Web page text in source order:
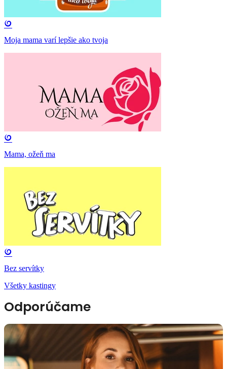
Moja mama varí lepšie ako tvoja
Mama, ožeň ma
Bez servítky
Všetky kastingy
Odporúčame